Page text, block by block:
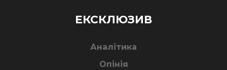
ЕКСКЛЮЗИВ
Аналітика
Опінія